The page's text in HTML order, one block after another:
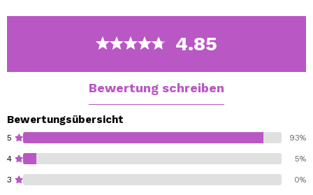
4.85
Bewertung schreiben
Bewertungsübersicht
5 93%
4 5%
3 0%